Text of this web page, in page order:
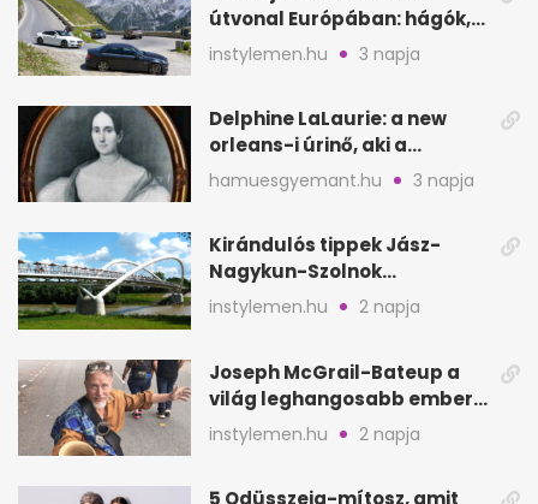
útvonal Európában: hágók,
partok, fjordok
instylemen.hu 3 napja
Delphine LaLaurie: a new
orleans-i úrinő, aki a
padláson kínzott
hamuesgyemant.hu 3 napja
Kirándulós tippek Jász-
Nagykun-Szolnok
megyében: 6 kihagyhatatlan
hely
instylemen.hu 2 napja
Joseph McGrail-Bateup a
világ leghangosabb embere
lett Ausztráliából
instylemen.hu 2 napja
5 Odüsszeia-mítosz, amit